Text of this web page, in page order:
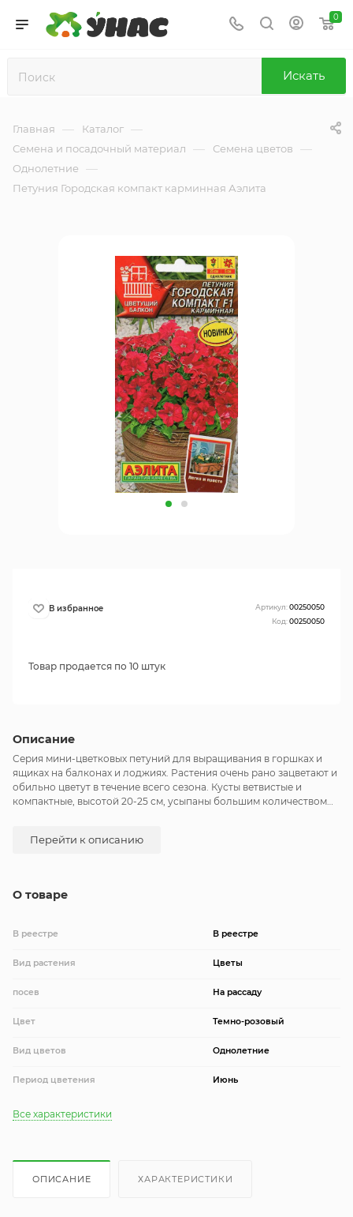
0
Искать
Главная — Каталог —
Семена и посадочный материал — Семена цветов —
Однолетние —
Петуния Городская компакт карминная Аэлита
Описание
Серия мини-цветковых петуний для выращивания в горшках и
ящиках на балконах и лоджиях. Растения очень рано зацветают и
обильно цветут в течение всего сезона. Кусты ветвистые и
компактные, высотой 20-25 см, усыпаны большим количеством
размещать не более 2-3 растений. В балконных ящиках
Перейти к описанию
О товаре
В реестре В реестре
Вид растения Цветы
посев На рассаду
Цвет Темно-розовый
Вид цветов Однолетние
Период цветения Июнь
Все характеристики
Артикул:00250050
Код:00250050
Товар продается по 10 штук
ОПИСАНИЕ ХАРАКТЕРИСТИКИ